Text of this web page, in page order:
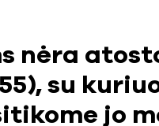
nėra
su
jo